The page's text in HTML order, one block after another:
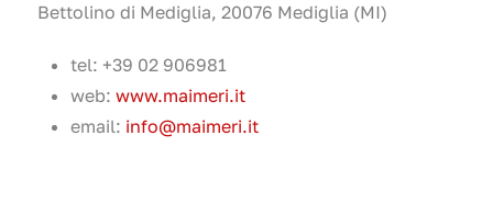
Bettolino di Mediglia, 20076 Mediglia (MI)
tel: +39 02 906981
web: www.maimeri.it
email: info@maimeri.it